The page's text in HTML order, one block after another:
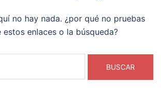
no hay nada. ¿por qué no pruebas
estos enlaces o la búsqueda?